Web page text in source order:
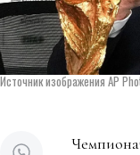
Источник изображения AP